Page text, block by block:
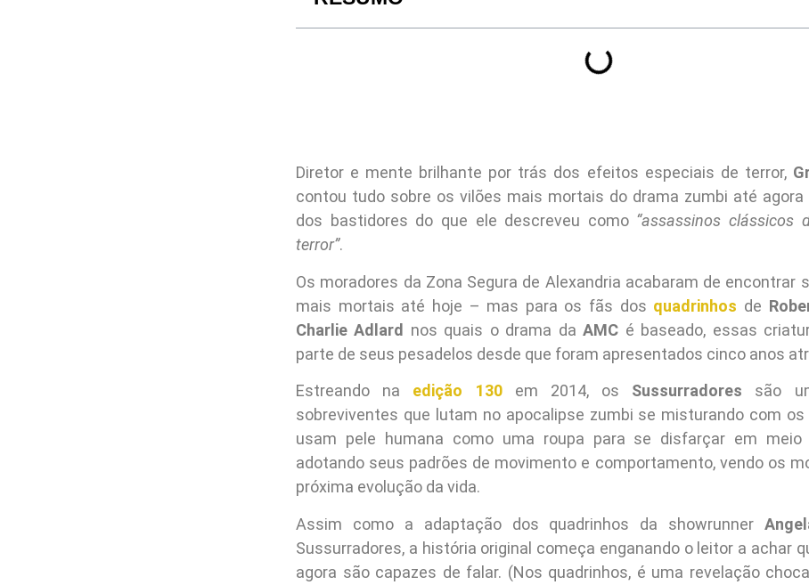
Diretor e mente brilhante por trás dos efeitos especiais de terror,
contou tudo sobre os vilões mais mortais do drama zumbi até
dos bastidores do que ele descreveu como “assassinos clássicos
terror”.
Os moradores da Zona Segura de Alexandria acabaram de encontrar
mais mortais até hoje – mas para os fãs dos quadrinhos de
Charlie Adlard nos quais o drama daAMC é baseado, essas
parte de seus pesadelos desde que foram apresentados cinco anos
Estreando na edição 130em 2014, os Sussurradores são
sobreviventes que lutam no apocalipse zumbi se misturando com os
usam pele humana como uma roupa para se disfarçar em meio
adotando seus padrões de movimento e comportamento, vendo os
próxima evolução da vida.
Assim como a adaptação dos quadrinhos da showrunner
Sussurradores, a história original começa enganando o leitor a achar
agora são capazes de falar. (Nos quadrinhos, é uma revelação